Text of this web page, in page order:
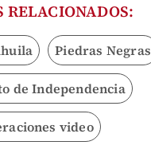
RELACIONADOS:
Piedras Negras
de Independencia
video